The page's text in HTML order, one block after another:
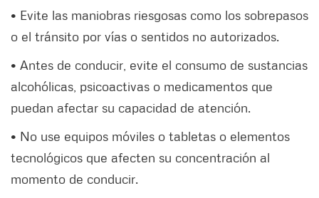
• Evite las maniobras riesgosas como los sobrepasos
o el tránsito por vías o sentidos no autorizados.
• Antes de conducir, evite el consumo de sustancias
alcohólicas, psicoactivas o medicamentos que
puedan afectar su capacidad de atención.
• No use equipos móviles o tabletas o elementos
tecnológicos que afecten su concentración al
momento de conducir.